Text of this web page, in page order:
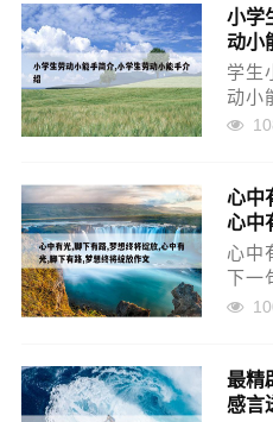
小学
动小
学生
动小
一个
得心
真打
心中
心中
作文
心中
下一
中有
切答
管外
最精
感言